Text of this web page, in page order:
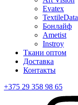
Evatex
TextileData
Бонлайф
Ametist
Instroy
Ткани оптом
Доставка
Контакты
+375 29 358 98 65